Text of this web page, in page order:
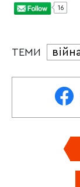
16
ТЕМИ